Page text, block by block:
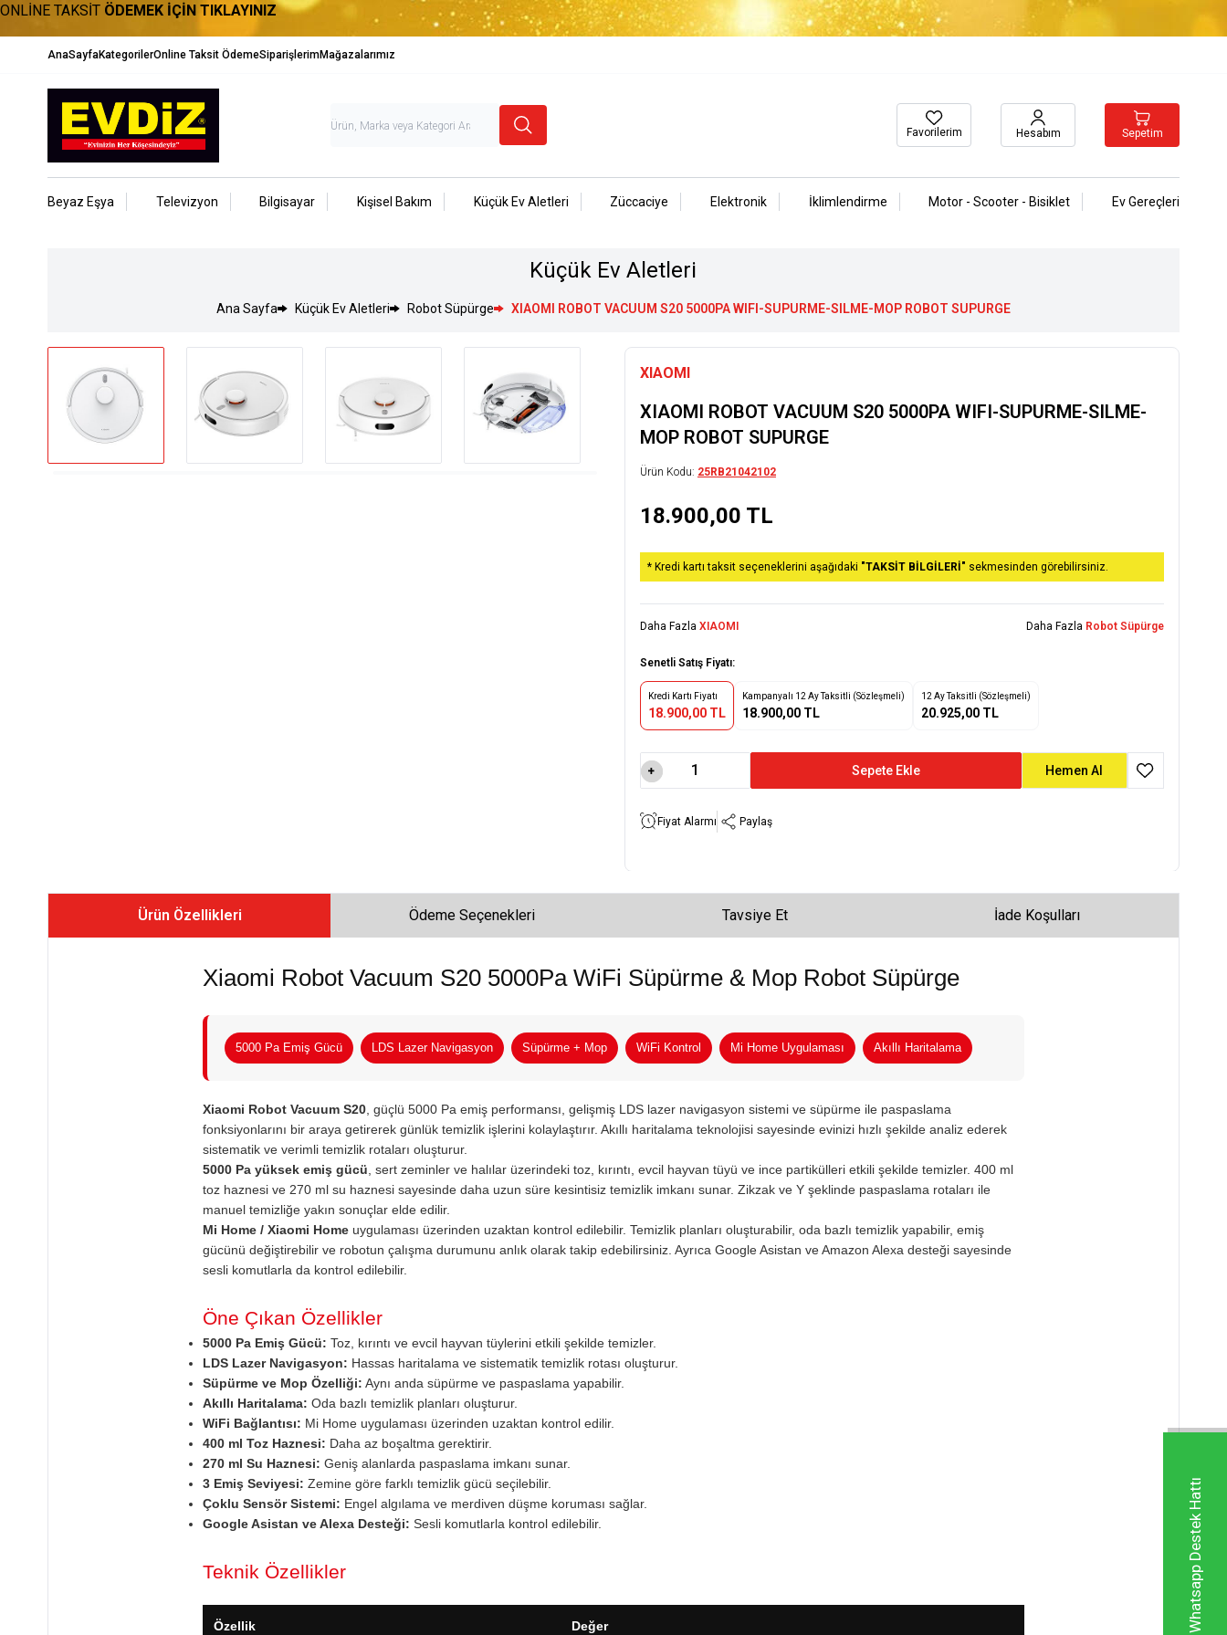
Whatsapp Destek Hattı
ONLİNE TAKSİT ÖDEMEK İÇİN TIKLAYINIZ
AnaSayfaKategorilerOnline Taksit ÖdemeSiparişlerimMağazalarımız
Favorilerim Hesabım Sepetim
Beyaz Eşya Televizyon Bilgisayar Kişisel Bakım Küçük Ev Aletleri Züccaciye Elektronik İklimlendirme Motor - Scooter - Bisiklet Ev Gereçleri
Küçük Ev Aletleri
Ana Sayfa Küçük Ev Aletleri Robot Süpürge XIAOMI ROBOT VACUUM S20 5000PA WIFI-SUPURME-SILME-MOP ROBOT SUPURGE
XIAOMI
XIAOMI ROBOT VACUUM S20 5000PA WIFI-SUPURME-SILME-
MOP ROBOT SUPURGE
Ürün Kodu: 25RB21042102
18.900,00 TL
* Kredi kartı taksit seçeneklerini aşağıdaki "TAKSİT BİLGİLERİ" sekmesinden görebilirsiniz.
Daha Fazla XIAOMI Daha Fazla Robot Süpürge
Senetli Satış Fiyatı:
Kredi Kartı Fiyatı
18.900,00 TL
Kampanyalı 12 Ay Taksitli (Sözleşmeli)
18.900,00 TL
12 Ay Taksitli (Sözleşmeli)
20.925,00 TL
Sepete Ekle Hemen Al Favoriye Ekle
Fiyat Alarmı Paylaş
Ürün Özellikleri Ödeme Seçenekleri Tavsiye Et İade Koşulları
Xiaomi Robot Vacuum S20 5000Pa WiFi Süpürme & Mop Robot Süpürge
5000 Pa Emiş Gücü LDS Lazer Navigasyon Süpürme + Mop WiFi Kontrol Mi Home Uygulaması Akıllı Haritalama
Xiaomi Robot Vacuum S20, güçlü 5000 Pa emiş performansı, gelişmiş LDS lazer navigasyon sistemi ve süpürme ile paspaslama
fonksiyonlarını bir araya getirerek günlük temizlik işlerini kolaylaştırır. Akıllı haritalama teknolojisi sayesinde evinizi hızlı şekilde analiz ederek
sistematik ve verimli temizlik rotaları oluşturur.
5000 Pa yüksek emiş gücü , sert zeminler ve halılar üzerindeki toz, kırıntı, evcil hayvan tüyü ve ince partikülleri etkili şekilde temizler. 400 ml
toz haznesi ve 270 ml su haznesi sayesinde daha uzun süre kesintisiz temizlik imkanı sunar. Zikzak ve Y şeklinde paspaslama rotaları ile
manuel temizliğe yakın sonuçlar elde edilir.
Mi Home / Xiaomi Homeuygulaması üzerinden uzaktan kontrol edilebilir. Temizlik planları oluşturabilir, oda bazlı temizlik yapabilir, emiş
gücünü değiştirebilir ve robotun çalışma durumunu anlık olarak takip edebilirsiniz. Ayrıca Google Asistan ve Amazon Alexa desteği sayesinde
sesli komutlarla da kontrol edilebilir.
Öne Çıkan Özellikler
5000 Pa Emiş Gücü: Toz, kırıntı ve evcil hayvan tüylerini etkili şekilde temizler.
LDS Lazer Navigasyon: Hassas haritalama ve sistematik temizlik rotası oluşturur.
Süpürme ve Mop Özelliği: Aynı anda süpürme ve paspaslama yapabilir.
Akıllı Haritalama: Oda bazlı temizlik planları oluşturur.
WiFi Bağlantısı: Mi Home uygulaması üzerinden uzaktan kontrol edilir.
400 ml Toz Haznesi: Daha az boşaltma gerektirir.
270 ml Su Haznesi: Geniş alanlarda paspaslama imkanı sunar.
3 Emiş Seviyesi: Zemine göre farklı temizlik gücü seçilebilir.
Çoklu Sensör Sistemi: Engel algılama ve merdiven düşme koruması sağlar.
Google Asistan ve Alexa Desteği: Sesli komutlarla kontrol edilebilir.
Teknik Özellikler
Özellik Değer